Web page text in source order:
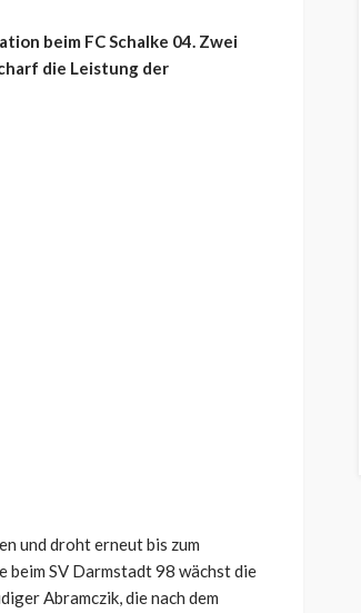
beim FC Schalke 04. Zwei
die Leistung der
und droht erneut bis zum
beim SV Darmstadt 98 wächst die
Abramczik, die nach dem